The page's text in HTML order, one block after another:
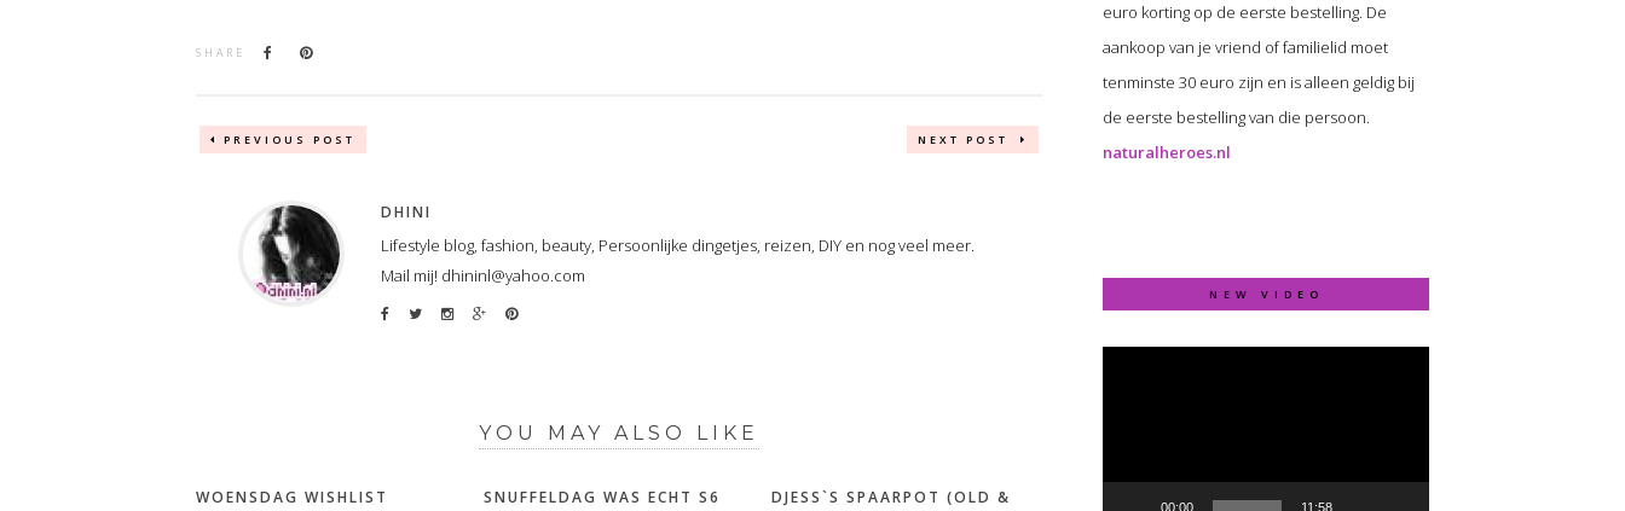
SHARE
PREVIOUS POST NEXT POST
DHINI
Lifestyle blog, fashion, beauty, Persoonlijke dingetjes, reizen, DIY en nog veel meer.
Mail mij! dhininl@yahoo.com
YOU MAY ALSO LIKE
WOENSDAG WISHLIST SNUFFELDAG WAS ECHT S6 DJESS`S SPAARPOT (OLD &
euro korting op de eerste bestelling. De
aankoop van je vriend of familielid moet
tenminste 30 euro zijn en is alleen geldig bij
de eerste bestelling van die persoon.
naturalheroes.nl
NEW VIDEO
Video
00:00 11:58